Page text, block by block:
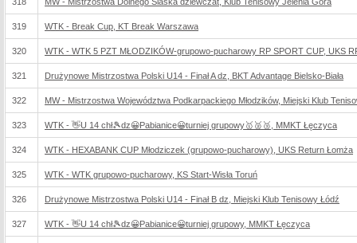
319 WTK - Break Cup, KT Break Warszawa
320 WTK - WTK 5 PZT MŁODZIKÓW-grupowo-pucharowy RP SPORT CUP, UKS
321 Drużynowe Mistrzostwa Polski U14 - Finał A dz, BKT Advantage Bielsko-Biała
322 MW - Mistrzostwa Województwa Podkarpackiego Młodzików, Miejski Klub
323 WTK - 👋U 14 chł🎾dz😀Pabianice😀turniej grupowy🥇🥈🥉, MMKT Łęczyca
324 WTK - HEXABANK CUP Młodziczek (grupowo-pucharowy), UKS Return Łomża
325 WTK - WTK grupowo-pucharowy, KS Start-Wisła Toruń
326 Drużynowe Mistrzostwa Polski U14 - Finał B dz, Miejski Klub Tenisowy Łódź
327 WTK - 👋U 14 chł🎾dz😀Pabianice😀turniej grupowy, MMKT Łęczyca